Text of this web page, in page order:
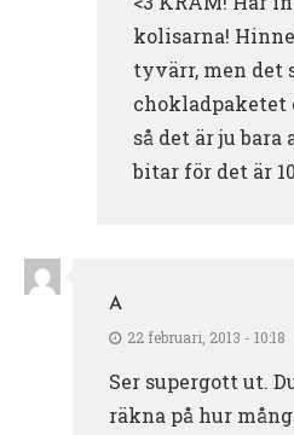
kolisarna!
tyvärr, men det
chokladpaketet
så det är ju
bitar för det är
A
22 februari, 2013 - 10:18
Ser supergott ut.
räkna på hur